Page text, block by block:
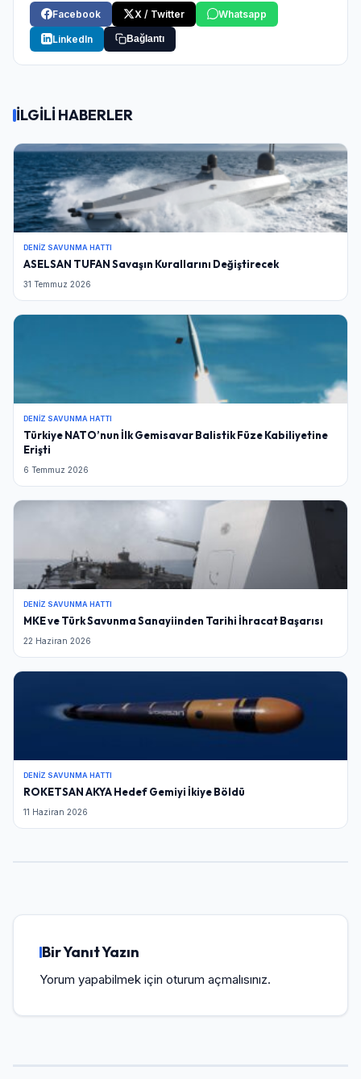
Facebook X / Twitter Whatsapp
LinkedIn Bağlantı
İLGİLİ HABERLER
DENIZ SAVUNMA HATTI
ASELSAN TUFAN Savaşın Kurallarını Değiştirecek
31 Temmuz 2026
DENIZ SAVUNMA HATTI
Türkiye NATO’nun İlk Gemisavar Balistik Füze Kabiliyetine
Erişti
6 Temmuz 2026
DENIZ SAVUNMA HATTI
MKE ve Türk Savunma Sanayiinden Tarihi İhracat Başarısı
22 Haziran 2026
DENIZ SAVUNMA HATTI
ROKETSAN AKYA Hedef Gemiyi İkiye Böldü
11 Haziran 2026
Bir Yanıt Yazın
Yorum yapabilmek için oturum açmalısınız.